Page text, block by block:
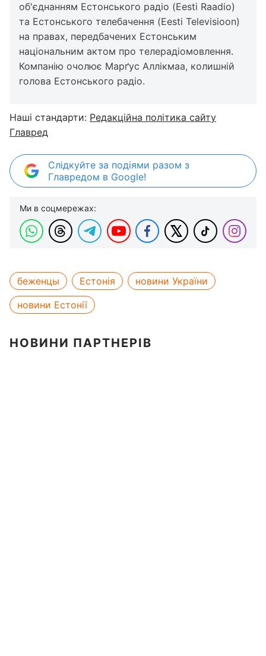
об'єднанням Естонського радіо (Eesti Raadio)
та Естонського телебачення (Eesti Televisioon)
на правах, передбачених Естонським
національним актом про телерадіомовлення.
Компанію очолює Марґус Аллікмаа, колишній
голова Естонського радіо.
Наші стандарти: Редакційна політика сайту
Главред
Слідкуйте за подіями разом з
Главредом в Google!
Ми в соцмережах:
беженцы Естонія
новини України
новини Естонії
НОВИНИ ПАРТНЕРІВ